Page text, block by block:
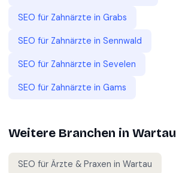
SEO für Zahnärzte in Grabs
SEO für Zahnärzte in Sennwald
SEO für Zahnärzte in Sevelen
SEO für Zahnärzte in Gams
Weitere Branchen in Wartau
SEO für Ärzte & Praxen in Wartau